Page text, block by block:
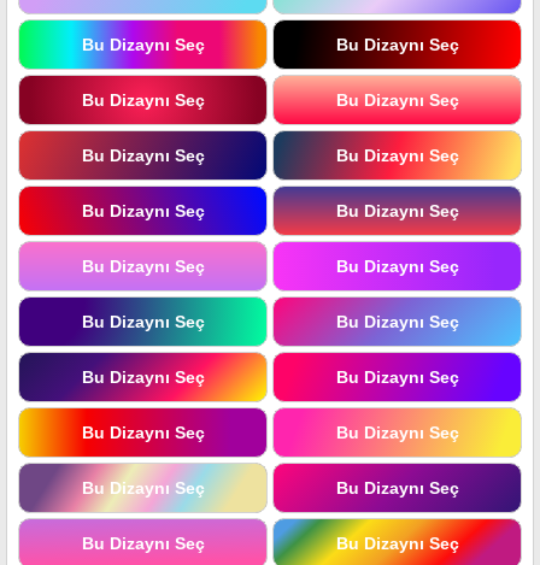
Bu Dizaynı Seç Bu Dizaynı Seç
Bu Dizaynı Seç Bu Dizaynı Seç
Bu Dizaynı Seç Bu Dizaynı Seç
Bu Dizaynı Seç Bu Dizaynı Seç
Bu Dizaynı Seç Bu Dizaynı Seç
Bu Dizaynı Seç Bu Dizaynı Seç
Bu Dizaynı Seç Bu Dizaynı Seç
Bu Dizaynı Seç Bu Dizaynı Seç
Bu Dizaynı Seç Bu Dizaynı Seç
Bu Dizaynı Seç Bu Dizaynı Seç